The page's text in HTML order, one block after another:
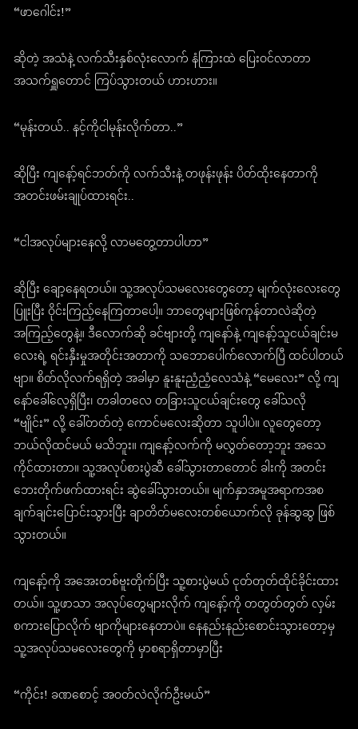
“ဖာဂေါင်း!”
ဆိုတဲ့ အသံနဲ့ လက်သီးနှစ်လုံးလောက် နံကြားထဲ ပြေးဝင်လာတာ
အသက်ရှူတောင် ကြပ်သွားတယ် ဟားဟား။
“မုန်းတယ်.. နင့်ကိုငါမုန်းလိုက်တာ..”
ဆိုပြီး ကျနော့်ရင်ဘတ်ကို လက်သီးနဲ့ တဖုန်းဖုန်း ပိတ်ထိုးနေတာကို
အတင်းဖမ်းချုပ်ထားရင်း..
“ငါအလုပ်များနေလို့ လာမတွေ့တာပါဟာ”
ဆိုပြီး ချော့နေရတယ်။ သူ့အလုပ်သမလေးတွေတော့ မျက်လုံးလေးတွေ
ပြူးပြီး ဝိုင်းကြည့်နေကြတာပေါ့။ ဘာတွေများဖြစ်ကုန်တာလဲဆိုတဲ့
အကြည့်တွေနဲ့။ ဒီလောက်ဆို ခင်ဗျားတို့ ကျနော်နဲ့ ကျနော့်သူငယ်ချင်းမ
လေးရဲ့ ရင်းနှီးမှုအတိုင်းအတာကို သဘောပေါက်လောက်ပြီ ထင်ပါတယ်
ဗျာ။ စိတ်လိုလက်ရရှိတဲ့ အခါမှာ နူးနူးညံ့ညံ့လေသံနဲ့ “မေလေး” လို့ ကျ
နော်ခေါ်လေ့ရှိပြီး၊ တခါတလေ တခြားသူငယ်ချင်းတွေ ခေါ်သလို
“ဗျိုင်း” လို့ ခေါ်တတ်တဲ့ ကောင်မလေးဆိုတာ သူပါပဲ။ လူတွေတော့
ဘယ်လိုထင်မယ် မသိဘူး။ ကျနော့်လက်ကို မလွှတ်တော့ဘူး အသေ
ကိုင်ထားတာ။ သူ့အလုပ်စားပွဲဆီ ခေါ်သွားတာတောင် ခါးကို အတင်း
ဘေးတိုက်ဖက်ထားရင်း ဆွဲခေါ်သွားတယ်။ မျက်နှာအမူအရာကအစ
ချက်ချင်းပြောင်းသွားပြီး ချာတိတ်မလေးတစ်ယောက်လို ခုန်ဆွဆွ ဖြစ်
သွားတယ်။
ကျနော့်ကို အအေးတစ်ဗူးတိုက်ပြီး သူ့စားပွဲမယ် ငုတ်တုတ်ထိုင်ခိုင်းထား
တယ်။ သူ့ဖာသာ အလုပ်တွေများလိုက် ကျနော့်ကို တတွတ်တွတ် လှမ်း
စကားပြောလိုက် ဗျာကိုများနေတာပဲ။ နေနည်းနည်းစောင်းသွားတော့မှ
သူ့အလုပ်သမလေးတွေကို မှာစရာရှိတာမှာပြီး
“ကိုင်း! ခဏစောင့် အဝတ်လဲလိုက်ဦးမယ်”